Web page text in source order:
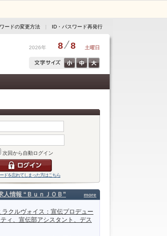
ードの変更方法 | ID・パスワード再発行
2026年 8 8 土曜日
次回から自動ログイン
ドを忘れてしまった方はこちら
more
人情報 “ＢｕｎＪＯＢ”
ラクルヴォイス：宣伝プロデュー
ィ、宣伝部アシスタント、デス